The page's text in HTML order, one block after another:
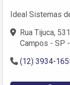
Ideal Sistemas
Rua Tijuca,
Campos - SP
(12) 3934-